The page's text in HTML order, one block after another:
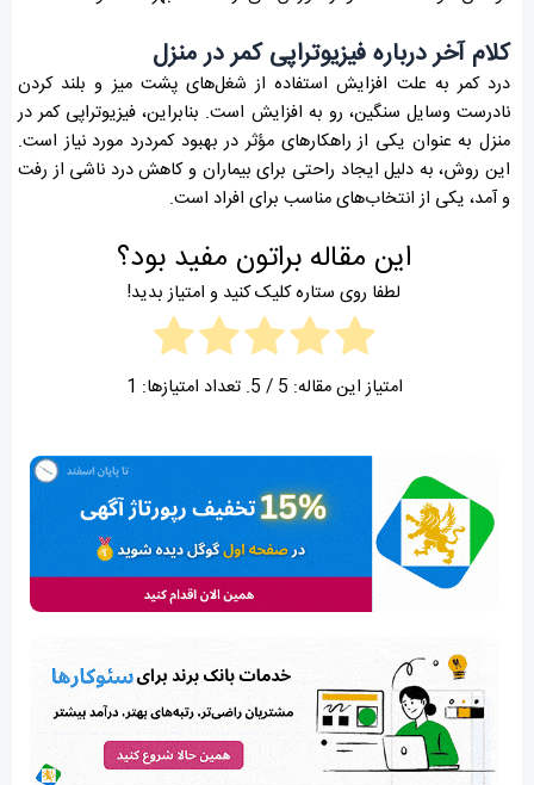
کلام آخر درباره فیزیوتراپی کمر در منزل
درد کمر به علت افزایش استفاده از شغل‌های پشت میز و بلند کردن
نادرست وسایل سنگین، رو به افزایش است. بنابراین، فیزیوتراپی کمر در
منزل به عنوان یکی از راهکارهای مؤثر در بهبود کمردرد مورد نیاز است.
این روش، به دلیل ایجاد راحتی برای بیماران و کاهش درد ناشی از رفت
و آمد، یکی از انتخاب‌های مناسب برای افراد است.
این مقاله براتون مفید بود؟
لطفا روی ستاره کلیک کنید و امتیاز بدید!
امتیاز این مقاله: 5 / 5. تعداد امتیازها: 1